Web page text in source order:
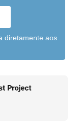
diretamente aos